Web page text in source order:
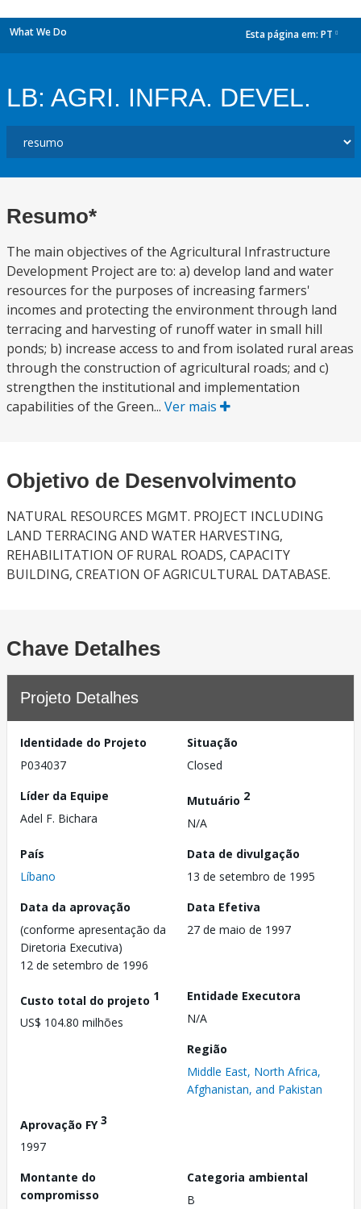
What We Do Esta página em: PT
LB: AGRI. INFRA. DEVEL.
Resumo*
The main objectives of the Agricultural Infrastructure
Development Project are to: a) develop land and water
resources for the purposes of increasing farmers'
incomes and protecting the environment through land
terracing and harvesting of runoff water in small hill
ponds; b) increase access to and from isolated rural areas
through the construction of agricultural roads; and c)
strengthen the institutional and implementation
capabilities of the Green... Ver mais
Objetivo de Desenvolvimento
NATURAL RESOURCES MGMT. PROJECT INCLUDING
LAND TERRACING AND WATER HARVESTING,
REHABILITATION OF RURAL ROADS, CAPACITY
BUILDING, CREATION OF AGRICULTURAL DATABASE.
Chave Detalhes
Projeto Detalhes
Identidade do Projeto
P034037
Situação
Closed
Líder da Equipe
Adel F. Bichara
Mutuário 2
N/A
País
Líbano
Data de divulgação
13 de setembro de 1995
Data da aprovação
(conforme apresentação da
Diretoria Executiva)
12 de setembro de 1996
Data Efetiva
27 de maio de 1997
Custo total do projeto 1
US$ 104.80 milhões
Entidade Executora
N/A
Região
Middle East, North Africa,
Afghanistan, and Pakistan
Aprovação FY3
1997
Montante do
compromisso
Categoria ambiental
B